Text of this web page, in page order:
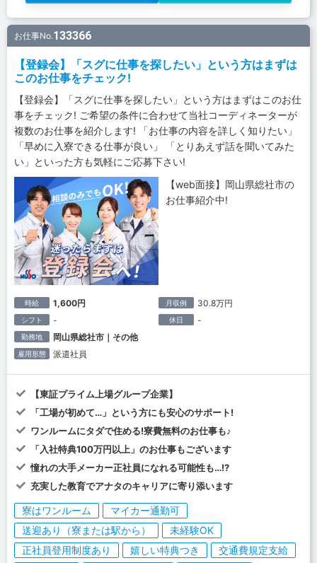
お仕事No.133366
【登録会】「スグに仕事を探したい」という方はまずは
このお仕事をチェック!
【登録会】「スグに仕事を探したい」という方はまずはこのお仕
事をチェック! ご希望の条件に合わせて当社コーディネーターが
複数のお仕事を紹介します! 「お仕事の内容を詳しく知りたい」
「早めに入寮できる仕事が良い」 「とりあえず話を聞いてみた
い」といった方も気軽にご応募下さい!
【web面接】岡山県総社市の
お仕事紹介中!
時給 1,600円 月収例 30.8万円
シフト - 休日 -
勤務地 岡山県総社市｜その他
雇用形態 派遣社員
【東証プライム上場グループ企業】
「工場が初めて…」という方にも安心のサポート!
ワンルームにタダで住める!寮費無料のお仕事も♪
「入社特典100万円以上」のお仕事もございます
憧れの大手メーカー正社員になれる可能性も…!?
充実した教育でアナタのキャリアに寄り添います
寮はワンルーム
マイカー通勤可
送迎あり（寮または駅から）
未経験OK
正社員登用制度あり
嬉しい特典つき
交通費規定支給